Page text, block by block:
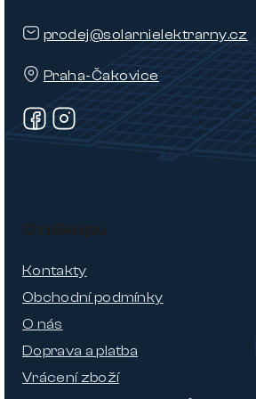
prodej@solarnielektrarny.cz
Praha-Čakovice
O nákupu
Kontakty
Obchodní podmínky
O nás
Doprava a platba
Vrácení zboží